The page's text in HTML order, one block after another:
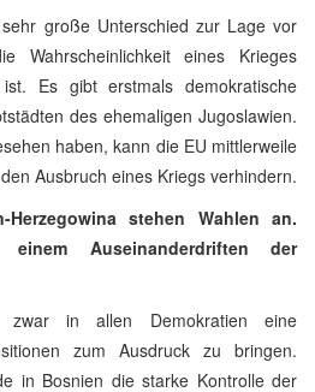
große Unterschied zur Lage vor
eines Krieges
Es gibt erstmals demokratische
des ehemaligen Jugoslawien.
haben, kann die EU mittlerweile
Ausbruch eines Kriegs verhindern.
stehen Wahlen an.
Auseinanderdriften der
zwar in allen Demokratien eine
zum Ausdruck zu bringen.
in Bosnien die starke Kontrolle der